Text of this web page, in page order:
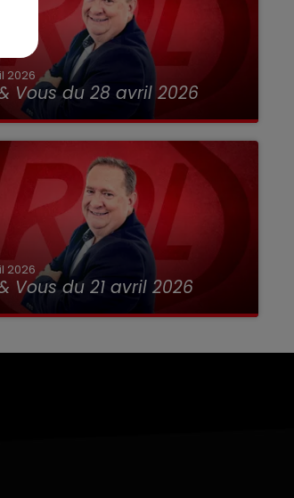
2026
Vous du 28 avril 2026
2026
Vous du 21 avril 2026